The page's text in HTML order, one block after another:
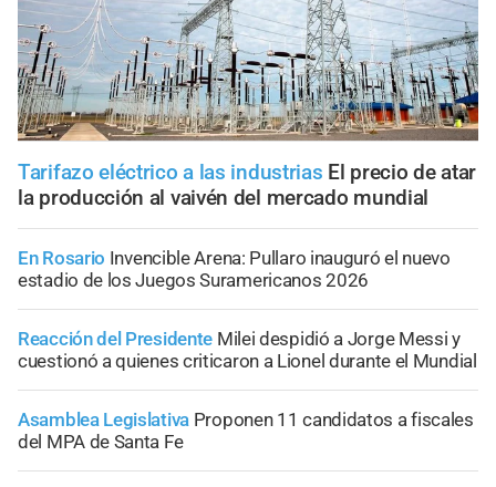
Tarifazo eléctrico a las industrias El precio de atar
la producción al vaivén del mercado mundial
En Rosario Invencible Arena: Pullaro inauguró el nuevo
estadio de los Juegos Suramericanos 2026
Reacción del Presidente Milei despidió a Jorge Messi y
cuestionó a quienes criticaron a Lionel durante el Mundial
Asamblea Legislativa Proponen 11 candidatos a fiscales
del MPA de Santa Fe